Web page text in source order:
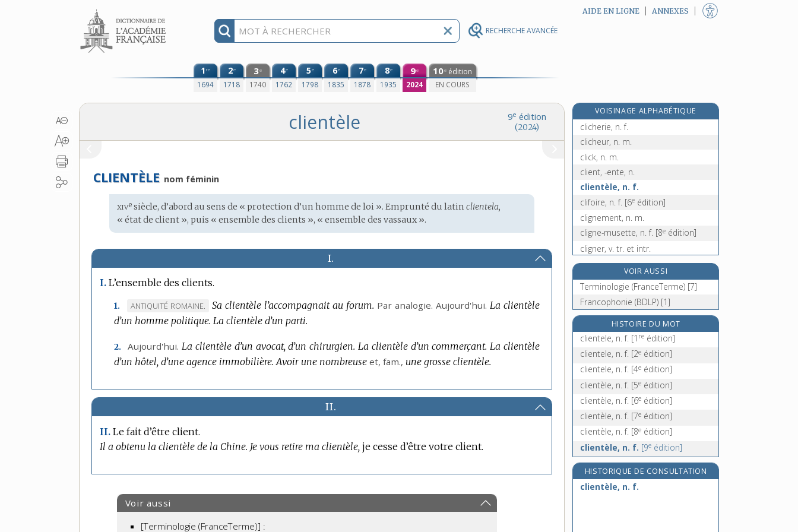
RECHERCHE AVANCÉE
Aller au contenu AIDE EN LIGNE ANNEXES
1re
1694
2e
1718
3e
1740
4e
1762
5e
1798
6e
1835
7e
1878
8e
1935
9e
2024
10e édition
EN COURS
9e édition
(2024)
clientèle
CLIENTÈLE nom féminin
Étymologie
:
xive siècle, d’abord au sens de « protection d’un homme de loi ». Emprunté dulatin clientela,
« état de client », puis « ensemble des clients », « ensemble des vassaux ».
I.
I. L’ensemble des clients.
1.
MARQUE
DE
:
ANTIQUITÉ ROMAINE. Sa clientèle l’accompagnait au forum. Par analogie. Aujourd'hui. La clientèle
d’un homme politique. La clientèle d’un parti.
2. Aujourd'hui. La clientèle d’un avocat, d’un chirurgien. La clientèle d’un commerçant. La clientèle
d’un hôtel, d’une agence immobilière. Avoir une nombreuse et,fam., une grosse clientèle.
II.
II. Le fait d’être client.
Il a obtenu la clientèle de la Chine. Je vous retire ma clientèle, je cesse d’être votre client.
Voir aussi
[Terminologie (FranceTerme)] :
VOISINAGE ALPHABÉTIQUE
clicher, v. tr.
clicherie, n. f.
clicheur, n. m.
click, n. m.
client, -ente, n.
clientèle, n. f.
clifoire, n. f. [6e édition]
clignement, n. m.
cligne-musette, n. f. [8e édition]
cligner, v. tr. et intr.
clignotant, -ante, adj. et n.
clignotement, n. m.
clignoter, v. intr.
climat, n. m.
climatérique [I], adj.
VOIR AUSSI
Terminologie (FranceTerme) [7]
Francophonie (BDLP) [1]
HISTOIRE DU MOT
clientele, n. f. [1 re édition]
clientele, n. f. [2e édition]
clientele, n. f. [4e édition]
clientèle, n. f. [5e édition]
clientèle, n. f. [6e édition]
clientèle, n. f. [7e édition]
clientèle, n. f. [8e édition]
clientèle, n. f. [9e édition]
HISTORIQUE DE CONSULTATION
clientèle, n. f.